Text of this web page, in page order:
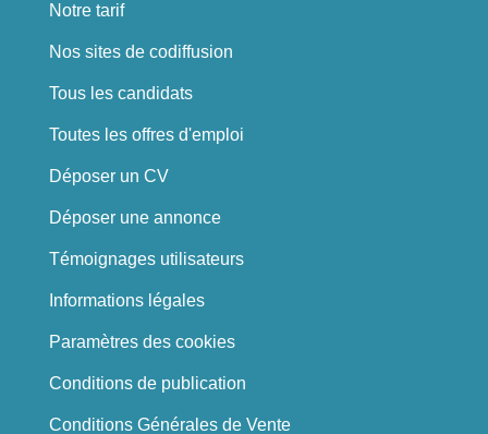
Notre tarif
Nos sites de codiffusion
Tous les candidats
Toutes les offres d'emploi
Déposer un CV
Déposer une annonce
Témoignages utilisateurs
Informations légales
Paramètres des cookies
Conditions de publication
Conditions Générales de Vente